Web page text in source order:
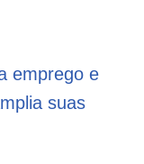
emprego e
suas